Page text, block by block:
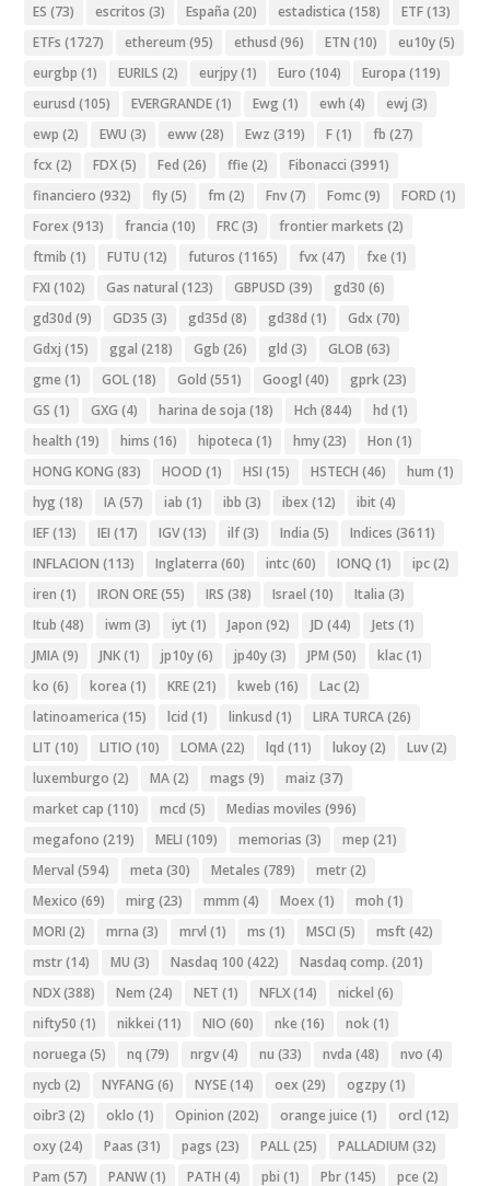
ES (73) escritos (3) España (20) estadistica (158) ETF(13)
ETFs (1727) ethereum (95) ethusd (96) ETN (10) eu10y(5)
eurgbp (1) EURILS (2) eurjpy(1) Euro (104) Europa (119)
eurusd (105) EVERGRANDE(1) Ewg (1) ewh (4) ewj (3)
ewp (2) EWU (3) eww(28) Ewz (319) F(1) fb (27)
fcx (2) FDX(5) Fed (26) ffie (2) Fibonacci (3991)
financiero (932) fly(5) fm (2) Fnv(7) Fomc(9) FORD (1)
Forex (913) francia (10) FRC(3) frontier markets (2)
ftmib (1) FUTU (12) futuros (1165) fvx (47) fxe (1)
FXI (102) Gas natural (123) GBPUSD (39) gd30 (6)
gd30d (9) GD35 (3) gd35d (8) gd38d (1) Gdx (70)
Gdxj (15) ggal (218) Ggb (26) gld (3) GLOB (63)
gme (1) GOL(18) Gold (551) Googl (40) gprk(23)
GS (1) GXG (4) harina de soja (18) Hch (844) hd (1)
health (19) hims (16) hipoteca (1) hmy(23) Hon (1)
HONG KONG (83) HOOD (1) HSI (15) HSTECH (46) hum (1)
hyg (18) IA(57) iab (1) ibb (3) ibex (12) ibit (4)
IEF(13) IEI (17) IGV(13) ilf(3) India (5) Indices (3611)
INFLACION (113) Inglaterra (60) intc(60) IONQ (1) ipc(2)
iren (1) IRON ORE(55) IRS (38) Israel (10) Italia (3)
Itub (48) iwm (3) iyt (1) Japon (92) JD (44) Jets (1)
JMIA(9) JNK(1) jp10y(6) jp40y(3) JPM (50) klac(1)
ko (6) korea (1) KRE(21) kweb (16) Lac(2)
latinoamerica (15) lcid (1) linkusd (1) LIRA TURCA(26)
LIT (10) LITIO (10) LOMA(22) lqd (11) lukoy(2) Luv(2)
luxemburgo (2) MA(2) mags (9) maiz (37)
market cap (110) mcd (5) Medias moviles (996)
megafono (219) MELI (109) memorias (3) mep (21)
Merval (594) meta (30) Metales (789) metr(2)
Mexico (69) mirg (23) mmm (4) Moex (1) moh (1)
MORI (2) mrna (3) mrvl (1) ms (1) MSCI (5) msft (42)
mstr(14) MU (3) Nasdaq 100 (422) Nasdaq comp. (201)
NDX(388) Nem (24) NET (1) NFLX(14) nickel (6)
nifty50 (1) nikkei (11) NIO (60) nke (16) nok(1)
noruega (5) nq (79) nrgv(4) nu (33) nvda (48) nvo (4)
nycb (2) NYFANG (6) NYSE(14) oex (29) ogzpy(1)
oibr3 (2) oklo (1) Opinion (202) orange juice (1) orcl (12)
oxy(24) Paas (31) pags (23) PALL(25) PALLADIUM (32)
Pam (57) PANW(1) PATH (4) pbi (1) Pbr(145) pce (2)